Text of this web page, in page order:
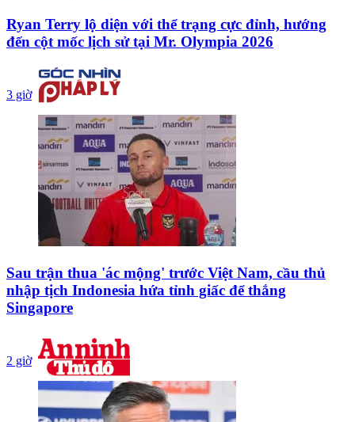
Ryan Terry lộ diện với thể trạng cực đỉnh, hướng
đến cột mốc lịch sử tại Mr. Olympia 2026
3 giờ
Sau trận thua 'ác mộng' trước Việt Nam, cầu thủ
nhập tịch Indonesia hứa tỉnh giấc để thắng
Singapore
2 giờ